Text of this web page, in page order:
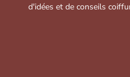
d'idées et de conseils